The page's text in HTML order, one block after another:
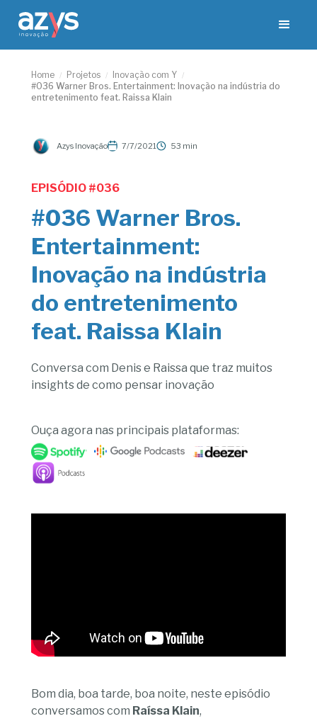
Home / Projetos / Inovação com Y /
#036 Warner Bros. Entertainment: Inovação na indústria do
entretenimento feat. Raissa Klain
Azys Inovação 7/7/2021 53 min
EPISÓDIO #036
#036 Warner Bros.
Entertainment:
Inovação na indústria
do entretenimento
feat. Raissa Klain
Conversa com Denis e Raissa que traz muitos
insights de como pensar inovação
Ouça agora nas principais plataformas:
Bom dia, boa tarde, boa noite, neste episódio
conversamos com Raíssa Klain,